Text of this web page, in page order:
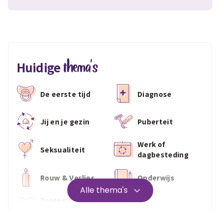
Huidigethema's
De eerste tijd Diagnose
Jij en je gezin Puberteit
Seksualiteit
Werk of
dagbesteding
Rouw & Verlies Onderwijs
Zorgen voor
Wonen
Alle thema's